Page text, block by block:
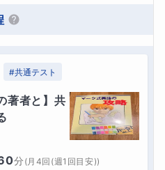
#共通テスト
著者と】共
分 ( 月4回(週1回目安))